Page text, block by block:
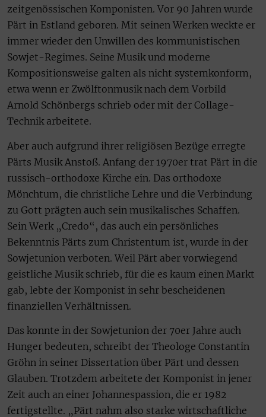
zeitgenössischen Komponisten. Vor 90 Jahren wurde
Pärt in Estland geboren. Mit seinen Werken weckte er
immer wieder den Unwillen des kommunistischen
Sowjet-Regimes. Seine Musik und moderne
Kompositionsweise galten als nicht systemkonform,
etwa wenn er Zwölftonmusik nach dem Vorbild
Arnold Schönbergs schrieb oder mit der Collage-
Technik arbeitete.
Aber auch aufgrund ihrer religiösen Bezüge erregte
Pärts Musik Anstoß. Anfang der 1970er trat Pärt in die
russisch-orthodoxe Kirche ein. Das orthodoxe
Mönchtum, die christliche Lehre und die Verbindung
zu Gott prägten auch sein musikalisches Schaffen.
Sein Werk „Credo“, das auch ein persönliches
Bekenntnis Pärts zum Christentum ist, wurde in der
Sowjetunion verboten. Weil Pärt aber vorwiegend
geistliche Musik schrieb, für die es kaum einen Markt
gab, lebte der Komponist in sehr bescheidenen
finanziellen Verhältnissen.
Das konnte in der Sowjetunion der 70er Jahre auch
Hunger bedeuten, schreibt der Theologe Constantin
Gröhn in seiner Dissertation über Pärt und dessen
Glauben. Trotzdem arbeitete der Komponist in jener
Zeit auch an einer Johannespassion, die er 1982
fertigstellte. „Pärt nahm also starke wirtschaftliche